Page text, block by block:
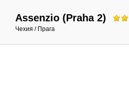
Assenzio (Praha 2)
Чехия / Прага